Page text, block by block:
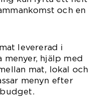
och en
levererad i
hjälp med
mat, lokal och
menyn efter